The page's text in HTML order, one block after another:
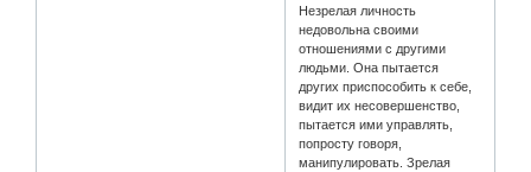
Незрелая личность
недовольна своими
отношениями с другими
людьми. Она пытается
других приспособить к себе,
видит их несовершенство,
пытается ими управлять,
попросту говоря,
манипулировать. Зрелая